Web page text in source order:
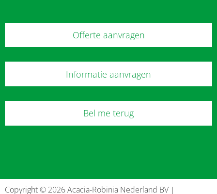
Offerte aanvragen
Informatie aanvragen
Bel me terug
Copyright © 2026 Acacia-Robinia Nederland BV |